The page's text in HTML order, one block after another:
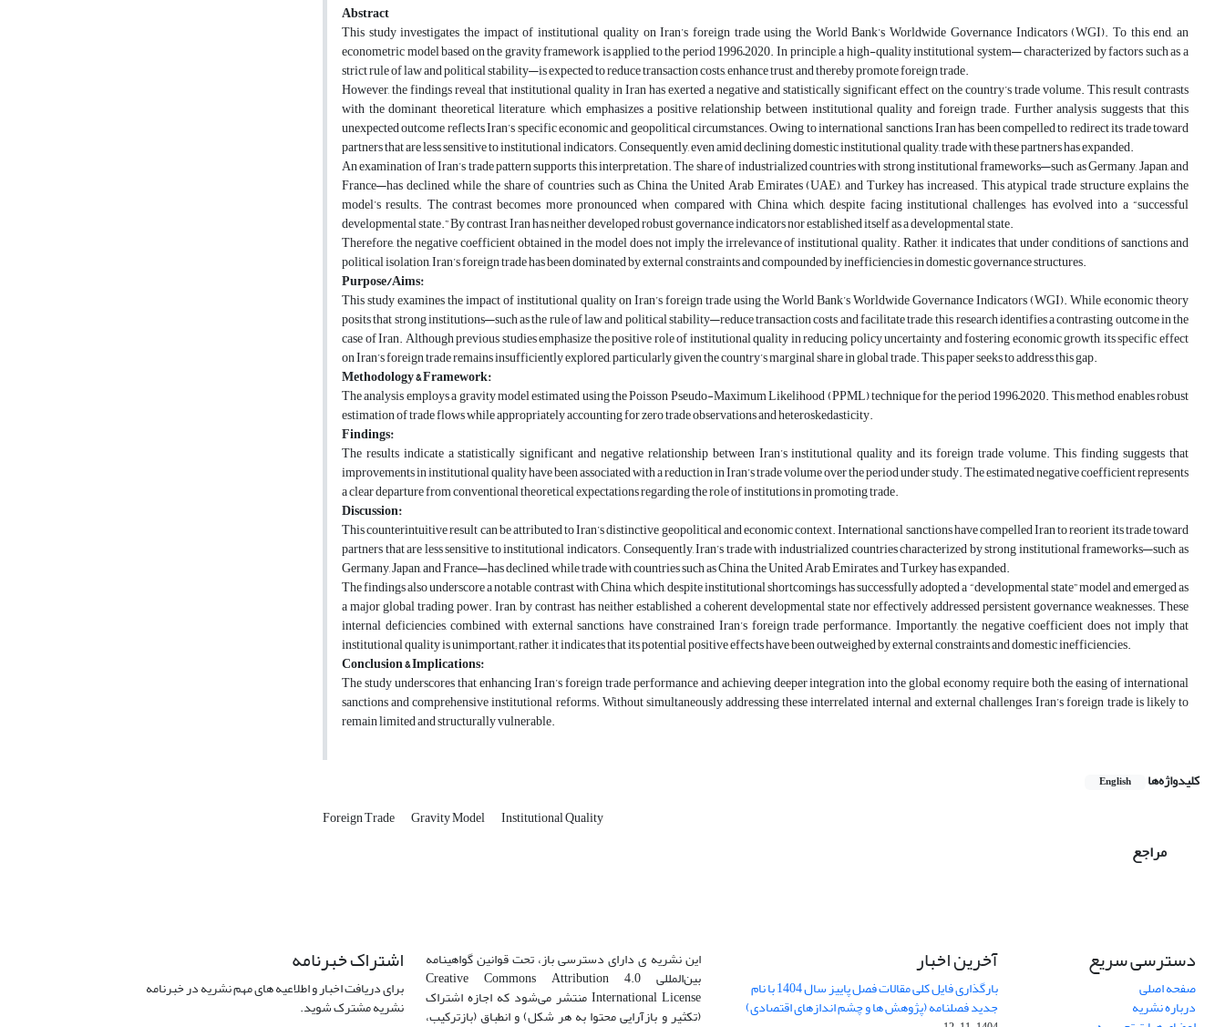
Abstract
This study investigates the impact of institutional quality on Iran’s foreign trade using the World Bank’s Worldwide Governance Indicators (WGI). To this end, an
econometric model based on the gravity framework is applied to the period 1996–2020. In principle, a high-quality institutional system— characterized by factors such as a
strict rule of law and political stability—is expected to reduce transaction costs, enhance trust, and thereby promote foreign trade.
However, the findings reveal that institutional quality in Iran has exerted a negative and statistically significant effect on the country’s trade volume. This result contrasts
with the dominant theoretical literature, which emphasizes a positive relationship between institutional quality and foreign trade. Further analysis suggests that this
unexpected outcome reflects Iran’s specific economic and geopolitical circumstances. Owing to international sanctions, Iran has been compelled to redirect its trade toward
partners that are less sensitive to institutional indicators. Consequently, even amid declining domestic institutional quality, trade with these partners has expanded.
An examination of Iran’s trade pattern supports this interpretation. The share of industrialized countries with strong institutional frameworks—such as Germany, Japan, and
France—has declined, while the share of countries such as China, the United Arab Emirates (UAE), and Turkey has increased. This atypical trade structure explains the
model’s results. The contrast becomes more pronounced when compared with China, which, despite facing institutional challenges, has evolved into a “successful
developmental state.” By contrast, Iran has neither developed robust governance indicators nor established itself as a developmental state.
Therefore, the negative coefficient obtained in the model does not imply the irrelevance of institutional quality. Rather, it indicates that under conditions of sanctions and
political isolation, Iran’s foreign trade has been dominated by external constraints and compounded by inefficiencies in domestic governance structures.
Purpose/Aims:
This study examines the impact of institutional quality on Iran’s foreign trade using the World Bank’s Worldwide Governance Indicators (WGI). While economic theory
posits that strong institutions—such as the rule of law and political stability—reduce transaction costs and facilitate trade, this research identifies a contrasting outcome in the
case of Iran. Although previous studies emphasize the positive role of institutional quality in reducing policy uncertainty and fostering economic growth, its specific effect
on Iran’s foreign trade remains insufficiently explored, particularly given the country’s marginal share in global trade. This paper seeks to address this gap.
Methodology & Framework:
The analysis employs a gravity model estimated using the Poisson Pseudo-Maximum Likelihood (PPML) technique for the period 1996–2020. This method enables robust
estimation of trade flows while appropriately accounting for zero trade observations and heteroskedasticity.
Findings:
The results indicate a statistically significant and negative relationship between Iran’s institutional quality and its foreign trade volume. This finding suggests that
improvements in institutional quality have been associated with a reduction in Iran’s trade volume over the period under study. The estimated negative coefficient represents
a clear departure from conventional theoretical expectations regarding the role of institutions in promoting trade.
Discussion:
This counterintuitive result can be attributed to Iran’s distinctive geopolitical and economic context. International sanctions have compelled Iran to reorient its trade toward
partners that are less sensitive to institutional indicators. Consequently, Iran’s trade with industrialized countries characterized by strong institutional frameworks—such as
Germany, Japan, and France—has declined, while trade with countries such as China, the United Arab Emirates, and Turkey has expanded.
The findings also underscore a notable contrast with China, which, despite institutional shortcomings, has successfully adopted a “developmental state” model and emerged as
a major global trading power. Iran, by contrast, has neither established a coherent developmental state nor effectively addressed persistent governance weaknesses. These
internal deficiencies, combined with external sanctions, have constrained Iran’s foreign trade performance. Importantly, the negative coefficient does not imply that
institutional quality is unimportant; rather, it indicates that its potential positive effects have been outweighed by external constraints and domestic inefficiencies.
Conclusion & Implications:
The study underscores that enhancing Iran’s foreign trade performance and achieving deeper integration into the global economy require both the easing of international
sanctions and comprehensive institutional reforms. Without simultaneously addressing these interrelated internal and external challenges, Iran’s foreign trade is likely to
remain limited and structurally vulnerable.
کلیدواژه‌ها English
Foreign Trade Gravity Model Institutional Quality
مراجع
دسترسی سریع
صفحه اصلی
درباره نشریه
آخرین اخبار
بارگذاری فایل کلی مقالات فصل پاییز سال 1404 با نام
جدید فصلنامه (پژوهش ها و چشم اندازهای اقتصادی)
این نشریه ی دارای دسترسی باز، تحت قوانین گواهینامه
بین‌المللی Creative Commons Attribution 4.0
International License منتشر می‌شود که اجازه اشتراک
(تکثیر و بازآرایی محتوا به هر شکل) و انطباق (بازترکیب،
اشتراک خبرنامه
برای دریافت اخبار و اطلاعیه های مهم نشریه در خبرنامه
نشریه مشترک شوید.